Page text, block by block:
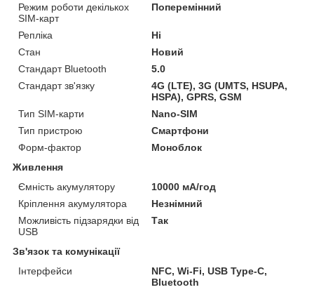
Режим роботи декількох
SIM-карт
Поперемінний
Репліка
Ні
Стан
Новий
Стандарт Bluetooth
5.0
Стандарт зв'язку
4G (LTE), 3G (UMTS, HSUPA,
HSPA), GPRS, GSM
Тип SIM-карти
Nano-SIM
Тип пристрою
Смартфони
Форм-фактор
Моноблок
Живлення
Ємність акумулятору
10000 мА/год
Кріплення акумулятора
Незнімний
Можливість підзарядки від
USB
Так
Зв'язок та комунікації
Інтерфейси
NFC, Wi-Fi, USB Type-C,
Bluetooth